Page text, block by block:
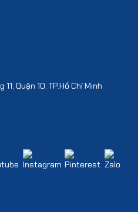
Quận 10, TP.Hồ Chí Minh